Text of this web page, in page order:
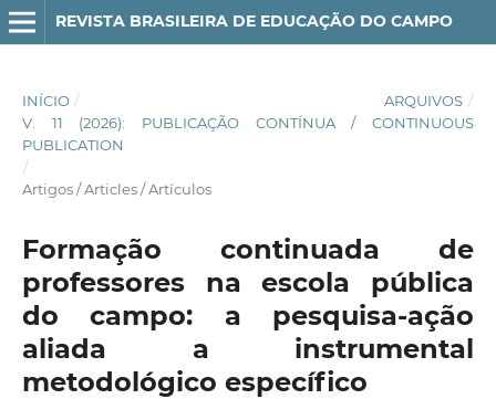
REVISTA BRASILEIRA DE EDUCAÇÃO DO CAMPO
INÍCIO / ARQUIVOS /
V. 11 (2026): PUBLICAÇÃO CONTÍNUA / CONTINUOUS
PUBLICATION
/
Artigos / Articles / Artículos
Formação continuada de
professores na escola pública
do campo: a pesquisa-ação
aliada a instrumental
metodológico específico